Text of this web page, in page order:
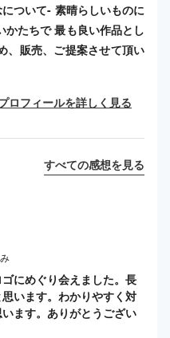
ついて- 素晴らしいものに
かたちで 最も良い作品とし
、販売、ご提案させて頂い
ロフィールを詳しく見る
すべての感想を見る
にめぐり会えました。長
います。わかりやすく対
ます。ありがとうござい